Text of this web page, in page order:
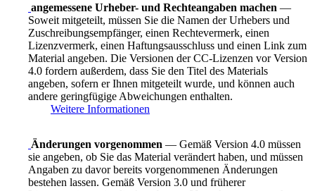
angemessene Urheber- und Rechteangaben machen —
Soweit mitgeteilt, müssen Sie die Namen der Urhebers und
Zuschreibungsempfänger, einen Rechtevermerk, einen
Lizenzvermerk, einen Haftungsausschluss und einen Link zum
Material angeben. Die Versionen der CC-Lizenzen vor Version
4.0 fordern außerdem, dass Sie den Titel des Materials
angeben, sofern er Ihnen mitgeteilt wurde, und können auch
andere geringfügige Abweichungen enthalten.
Weitere Informationen
Änderungen vorgenommen — Gemäß Version 4.0 müssen
sie angeben, ob Sie das Material verändert haben, und müssen
Angaben zu davor bereits vorgenommenen Änderungen
bestehen lassen. Gemäß Version 3.0 und früherer